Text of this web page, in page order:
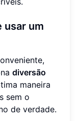
usar um
diversão
maneira
sem o
de verdade.